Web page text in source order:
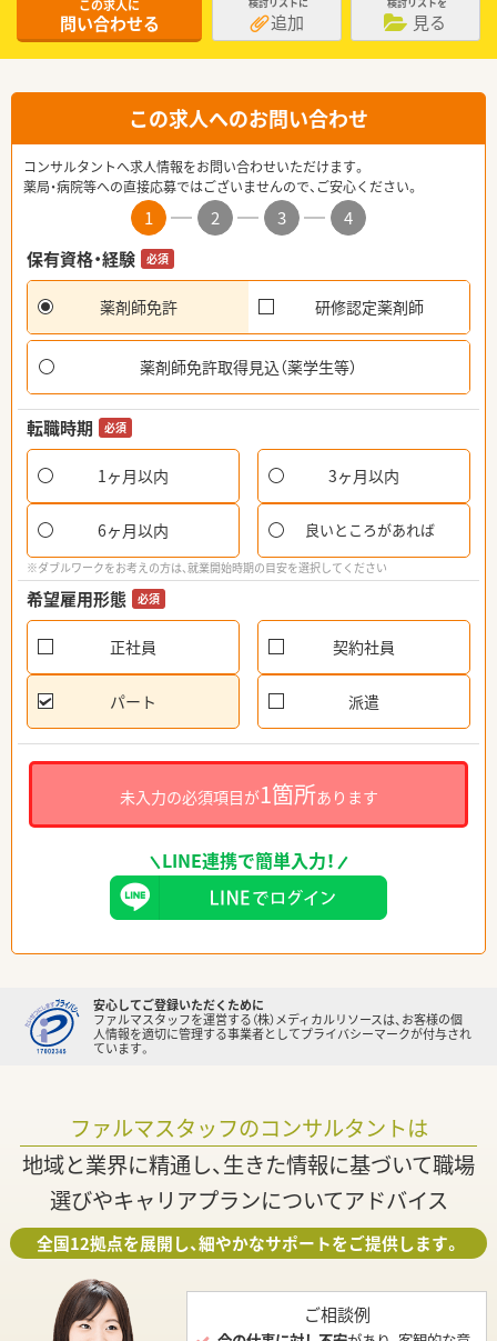
この求人に
問い合わせる 追加 見る
この求人へのお問い合わせ
コンサルタントへ求人情報をお問い合わせいただけます。
薬局・病院等への直接応募ではございませんので、ご安心ください。
1 2 3
4
保有資格・経験
必須
薬剤師免許 研修認定薬剤師
薬剤師免許取得見込（薬学生等）
転職時期 必須
1ヶ月以内 3ヶ月以内
6ヶ月以内 良いところがあれば
※ダブルワークをお考えの方は、就業開始時期の目安を選択してください
希望雇用形態 必須
正社員 契約社員
パート 派遣
未入力の必須項目が1箇所あります
LINE連携で簡単入力！
安心してご登録いただくために
ファルマスタッフを運営する（株）メディカルリソースは、お客様の個
人情報を適切に管理する事業者としてプライバシーマークが付与され
ています。
ファルマスタッフのコンサルタントは
地域と業界に精通し、生きた情報に基づいて職場
選びやキャリアプランについてアドバイス
全国12拠点を展開し、細やかなサポートをご提供します。
ご相談例